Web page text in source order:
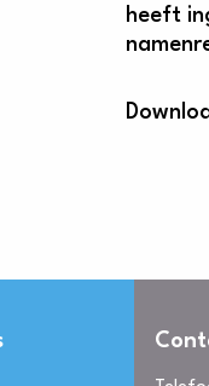
heeft